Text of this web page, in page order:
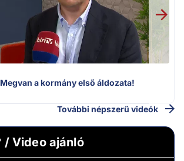
a kormány első áldozata!
További népszerű videók
/ Video ajánló